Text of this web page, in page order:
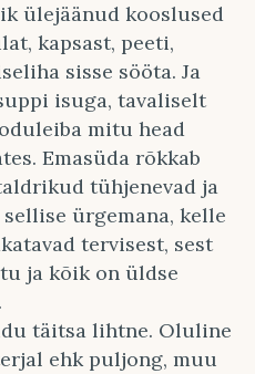
ülejäänud kooslused
kapsast, peeti,
sisse sööta. Ja
isuga, tavaliselt
mitu head
Emasüda rõkkab
tühjenevad ja
ürgemana, kelle
tervisest, sest
ja kõik on üldse
täitsa lihtne. Oluline
ehk puljong, muu